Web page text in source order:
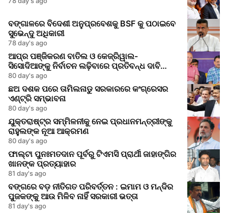
ବଙ୍ଗାଳରେ ବିଦେଶୀ ଅନୁପ୍ରବେଶକୁ BSF କୁ ପଠାଇବେ
ସୁଭେନ୍ଦୁ ଅଧିକାରୀ
78 day's ago
ଆପ୍‌ର ପଞ୍ଜିକରଣ ବାତିଲ ଓ କେଜ୍ରିୱାଲ-
ସିସୋଦିଆଙ୍କୁ ନିର୍ବାଚନ ଲଢ଼ିବାରେ ପ୍ରତିବନ୍ଧ ଦାବି
କରିଥିବା ପିଆଇଏଲ୍‌ ଖାରଜ
80 day's ago
ଛଅ ଦଶକ ପରେ ତାମିଲନାଡୁ ସରକାରରେ କଂଗ୍ରେସର
ଏଣ୍ଟ୍ରି ସମ୍ଭାବନା
80 day's ago
ଯୁକ୍ତରାଷ୍ଟ୍ର ସମ୍ମିଳନୀକୁ ନେଇ ପ୍ରଧାନମନ୍ତ୍ରୀଙ୍କୁ
ରାହୁଲଙ୍କ ନୂଆ ଆକ୍ରମଣ
80 day's ago
ଫାଲ୍ଟା ପୁନଃମତଦାନ ପୂର୍ବରୁ ଟିଏମସି ପ୍ରାର୍ଥୀ ଜାହାଙ୍ଗିର
ଖାନଙ୍କ ପ୍ରତ୍ୟାହାର
81 day's ago
ବଙ୍ଗରେ ବଡ଼ ନୀତିଗତ ପରିବର୍ତ୍ତନ : ଇମାମ ଓ ମନ୍ଦିର
ପୁଜକଙ୍କୁ ଆଉ ମିଳିବ ନାହିଁ ସରକାରୀ ଭତ୍ତା
81 day's ago